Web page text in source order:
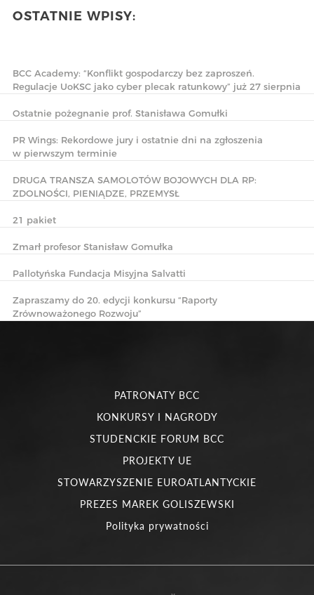
OSTATNIE WPISY:
BCC Academy: “Konflikt gospodarczy bez zaproszeń.
Regulacje UoKSC jako cyber plecak ratunkowy” już 27 sierpnia
Ostatnie pożegnanie prof. Stanisława Gomułki
PR Wings: Rekordowe jury i ostatnie dni na zgłoszenia
w pierwszym terminie
DRUGA TRANSZA SAMOLOTÓW BOJOWYCH DLA RP:
ZDOLNOŚCI, PIENIĄDZE, PRZEMYSŁ
21 pakiet
Zmarł profesor Stanisław Gomułka
Pallotyńska Fundacja Misyjna Salvatti
Zapraszamy do 20. edycji konkursu “Raporty
Zrównoważonego Rozwoju”
PATRONATY BCC
KONKURSY I NAGRODY
STUDENCKIE FORUM BCC
PROJEKTY UE
STOWARZYSZENIE EUROATLANTYCKIE
PREZES MAREK GOLISZEWSKI
Polityka prywatności